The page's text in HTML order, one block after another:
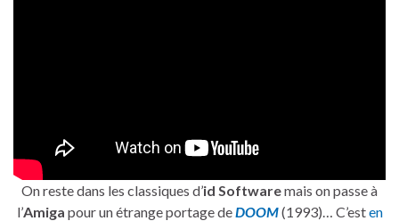
On reste dans les classiques d’id Softwaremais on passe à
l’Amiga pour un étrange portage deDOOM(1993)… C’esten